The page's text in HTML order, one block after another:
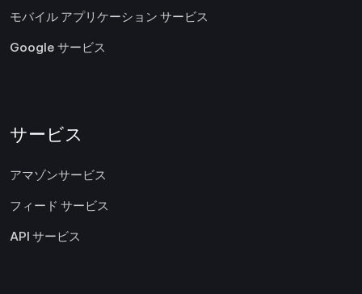
モバイル アプリケーション サービス
Google サービス
サービス
アマゾンサービス
フィード サービス
API サービス